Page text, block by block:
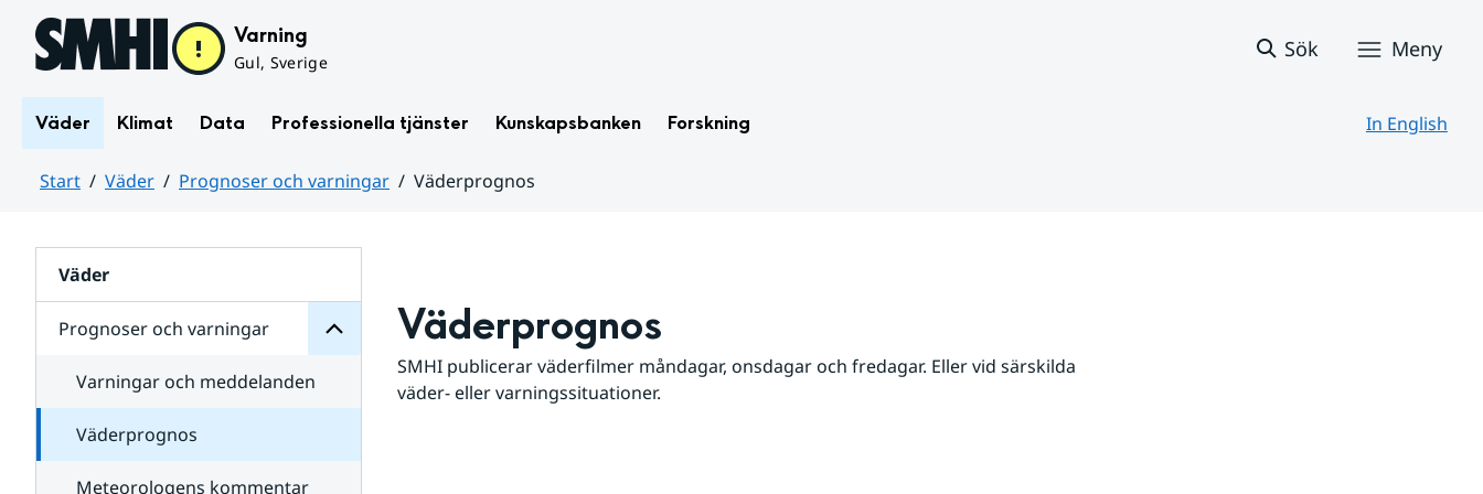
Hoppa till sidans innehåll Varning
Gul, Sverige
Sök Meny
Väder Klimat Data Professionella tjänster Kunskapsbanken Forskning In English
Start Väder Prognoser och varningar
Väderprognos
Väder
Prognoser och varningar
för
varningar
Varningar och meddelanden
Väderprognos
Meteorologens kommentar
Väderprognos
SMHI publicerar väderfilmer måndagar, onsdagar och fredagar. Eller vid särskilda
väder- eller varningssituationer.